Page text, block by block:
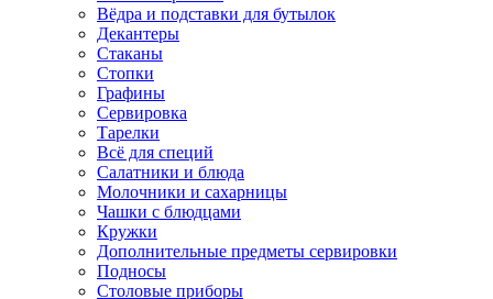
Вёдра и подставки для бутылок
Декантеры
Стаканы
Стопки
Графины
Сервировка
Тарелки
Всё для специй
Салатники и блюда
Молочники и сахарницы
Чашки с блюдцами
Кружки
Дополнительные предметы сервировки
Подносы
Столовые приборы